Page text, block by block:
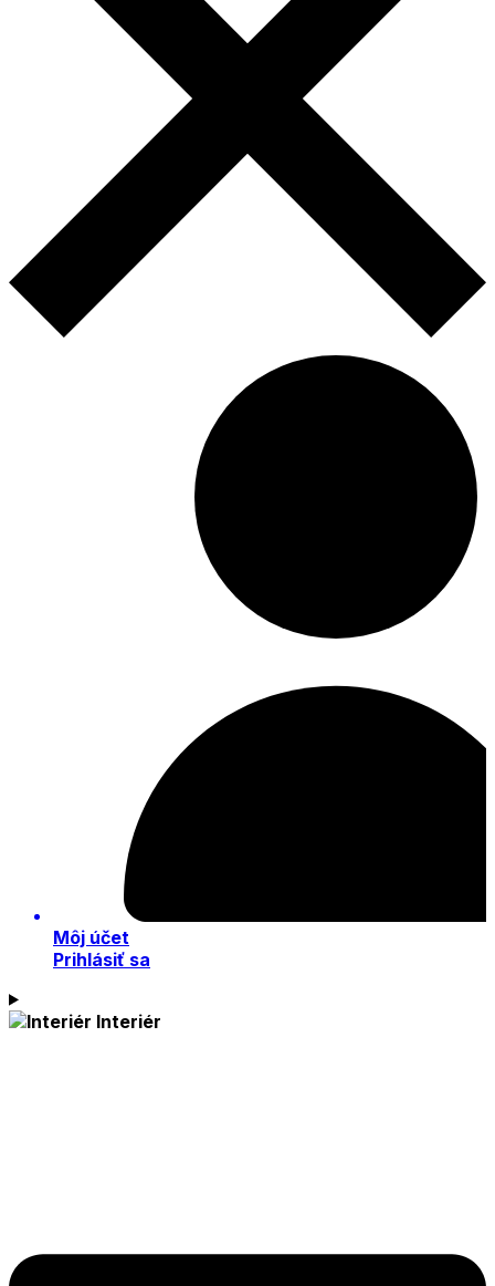
Môj účet
Prihlásiť sa
Interiér